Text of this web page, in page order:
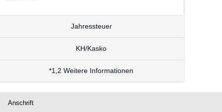
Jahressteuer
KH/Kasko
*1,2 Weitere Informationen
Anschrift